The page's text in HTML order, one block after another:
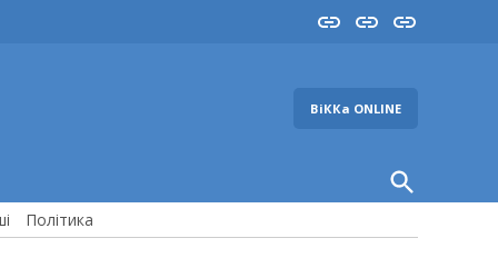
InstaYouTube
FB
ВіККа ONLINE
Open
Search
Політика